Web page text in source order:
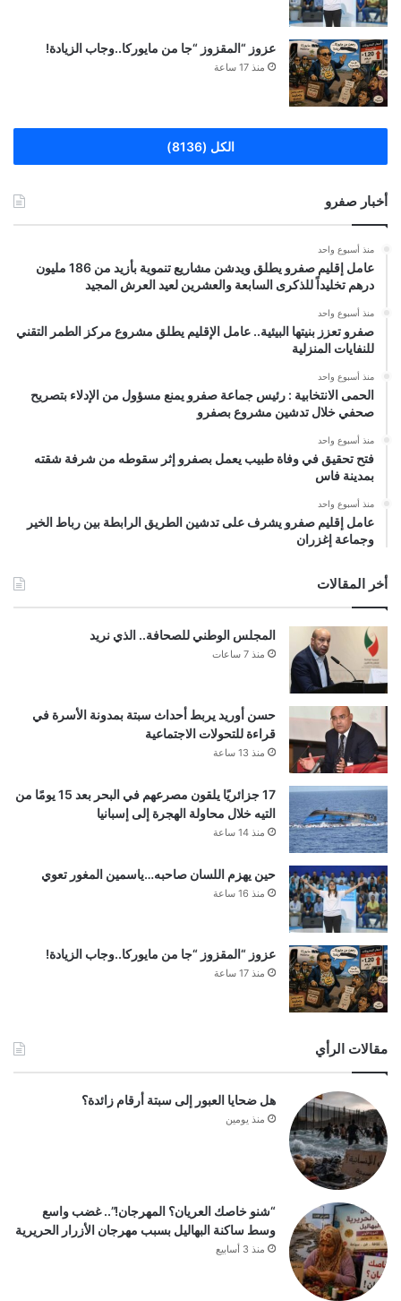
عزوز “المقزوز “جا من مايوركا..وجاب الزيادة!
منذ 17 ساعة
الكل (8136)
أخبار صفرو
منذ أسبوع واحد
عامل إقليم صفرو يطلق ويدشن مشاريع تنموية بأزيد من 186 مليون
درهم تخليداً للذكرى السابعة والعشرين لعيد العرش المجيد
منذ أسبوع واحد
صفرو تعزز بنيتها البيئية.. عامل الإقليم يطلق مشروع مركز الطمر التقني
للنفايات المنزلية
منذ أسبوع واحد
الحمى الانتخابية : رئيس جماعة صفرو يمنع مسؤول من الإدلاء بتصريح
صحفي خلال تدشين مشروع بصفرو
منذ أسبوع واحد
فتح تحقيق في وفاة طبيب يعمل بصفرو إثر سقوطه من شرفة شقته
بمدينة فاس
منذ أسبوع واحد
عامل إقليم صفرو يشرف على تدشين الطريق الرابطة بين رباط الخير
وجماعة إغزران
أخر المقالات
المجلس الوطني للصحافة.. الذي نريد
منذ 7 ساعات
حسن أوريد يربط أحداث سبتة بمدونة الأسرة في
قراءة للتحولات الاجتماعية
منذ 13 ساعة
17 جزائريًا يلقون مصرعهم في البحر بعد 15 يومًا من
التيه خلال محاولة الهجرة إلى إسبانيا
منذ 14 ساعة
حين يهزم اللسان صاحبه…ياسمين المغور تعوي
منذ 16 ساعة
عزوز “المقزوز “جا من مايوركا..وجاب الزيادة!
منذ 17 ساعة
مقالات الرأي
هل ضحايا العبور إلى سبتة أرقام زائدة؟
منذ يومين
“شنو خاصك العريان؟ المهرجان!”.. غضب واسع
وسط ساكنة البهاليل بسبب مهرجان الأزرار الحريرية
منذ 3 أسابيع